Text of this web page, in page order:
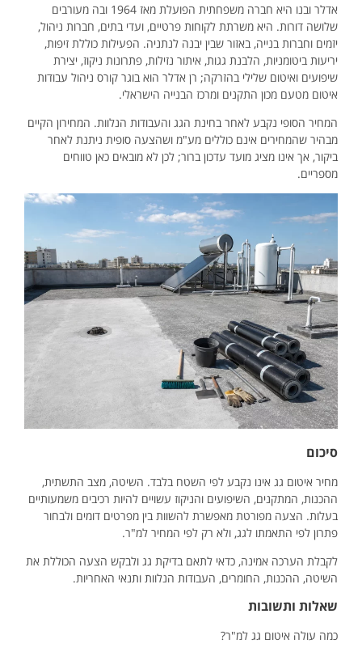
אדלר ובנו היא חברה משפחתית הפועלת מאז 1964 ובה מעורבים
שלושה דורות. היא משרתת לקוחות פרטיים, ועדי בתים, חברות ניהול,
יזמים וחברות בנייה, באזור שבין יבנה לנתניה. הפעילות כוללת זיפות,
יריעות ביטומניות, הלבנת גגות, איתור נזילות, פתרונות ניקוז, יצירת
שיפועים ואיטום שלילי בהזרקה; רן אדלר הוא בוגר קורס ניהול עבודות
איטום מטעם מכון התקנים ומרכז הבנייה הישראלי.
המחיר הסופי נקבע לאחר בחינת הגג והעבודות הנלוות. המחירון הקיים
מבהיר שהמחירים אינם כוללים מע"מ ושהצעה סופית ניתנת לאחר
ביקור, אך אינו מציג מועד עדכון ברור; לכן לא מובאים כאן טווחים
מספריים.
סיכום
מחיר איטום גג אינו נקבע לפי השטח בלבד. השיטה, מצב התשתית,
ההכנות, המתקנים, השיפועים והניקוז עשויים להיות רכיבים משמעותיים
בעלות. הצעה מפורטת מאפשרת להשוות בין מפרטים דומים ולבחור
פתרון לפי התאמתו לגג, ולא רק לפי המחיר למ"ר.
לקבלת הערכה אמינה, כדאי לתאם בדיקת גג ולבקש הצעה הכוללת את
השיטה, ההכנות, החומרים, העבודות הנלוות ותנאי האחריות.
שאלות ותשובות
כמה עולה איטום גג למ"ר?